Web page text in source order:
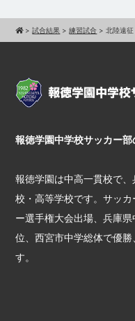
>試合結果 >練習試合 >北陸遠
報徳学園中学校サッカー部
報徳学園は中高一貫校で
校・高等学校です。サッ
ー選手権大会出場、兵庫
位、西宮市中学総体で優
す。